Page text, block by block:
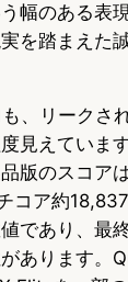
幅のある表
を踏まえた
、リークさ
見えていま
版のスコア
コア約
であり、最
あります。